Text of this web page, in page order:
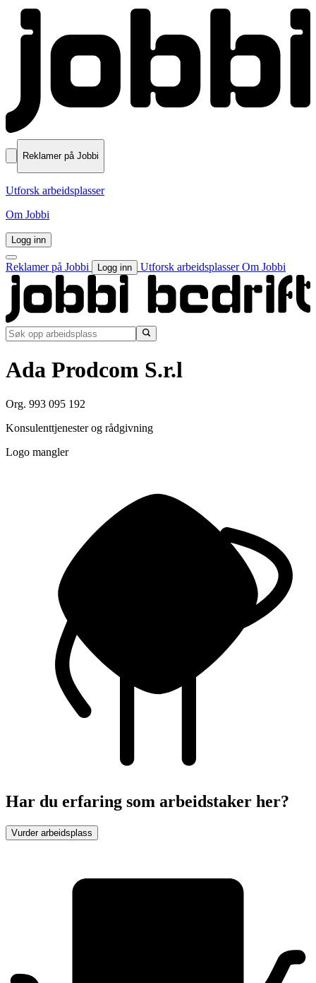
Reklamer på Jobbi
Utforsk arbeidsplasser
Om Jobbi
Logg inn
Reklamer på Jobbi Logg inn Utforsk arbeidsplasserOm Jobbi
Ada Prodcom S.r.l
Org. 993 095 192
Konsulenttjenester og rådgivning
Logo mangler
Har du erfaring som arbeidstaker her?
Vurder arbeidsplass